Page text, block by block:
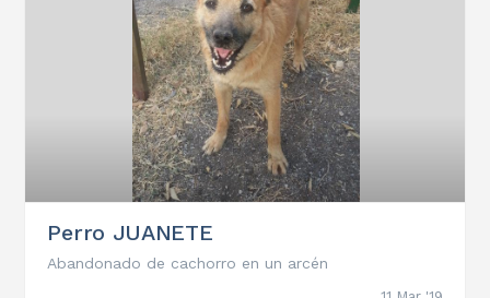
Perro JUANETE
Abandonado de cachorro en un arcén